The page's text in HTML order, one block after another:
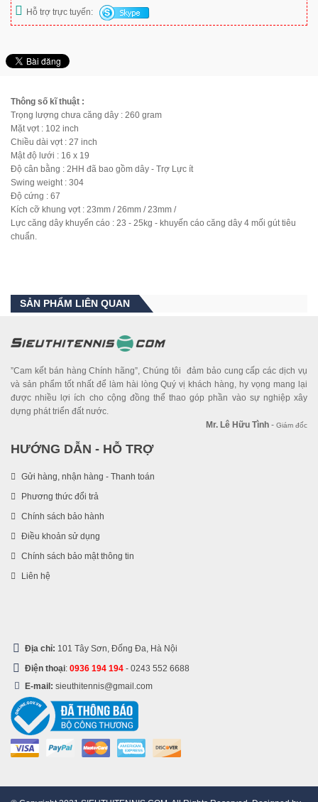
Hỗ trợ trực tuyến:
Thông số kĩ thuật :
Trọng lượng chưa căng dây : 260 gram
Mặt vợt : 102 inch
Chiều dài vợt : 27 inch
Mật độ lưới : 16 x 19
Độ cân bằng : 2HH đã bao gồm dây - Trợ Lực ít
Swing weight : 304
Độ cứng : 67
Kích cỡ khung vợt : 23mm / 26mm / 23mm /
Lực căng dây khuyến cáo : 23 - 25kg - khuyến cáo căng dây 4 mối gút tiêu
chuẩn.
SẢN PHẨM LIÊN QUAN
”Cam kết bán hàng Chính hãng”, Chúng tôi đảm bảo cung cấp các dịch vụ
và sản phẩm tốt nhất để làm hài lòng Quý vị khách hàng, hy vọng mang lại
được nhiều lợi ích cho cộng đồng thể thao góp phần vào sự nghiệp xây
dựng phát triển đất nước.
Mr. Lê Hữu Tình - Giám đốc
HƯỚNG DẪN - HỖ TRỢ
Gửi hàng, nhận hàng - Thanh toán
Phương thức đổi trả
Chính sách bảo hành
Điều khoản sử dụng
Chính sách bảo mật thông tin
Liên hệ
Địa chỉ: 101 Tây Sơn, Đống Đa, Hà Nội
Điện thoại: 0936 194 194 - 0243 552 6688
E-mail: sieuthitennis@gmail.com